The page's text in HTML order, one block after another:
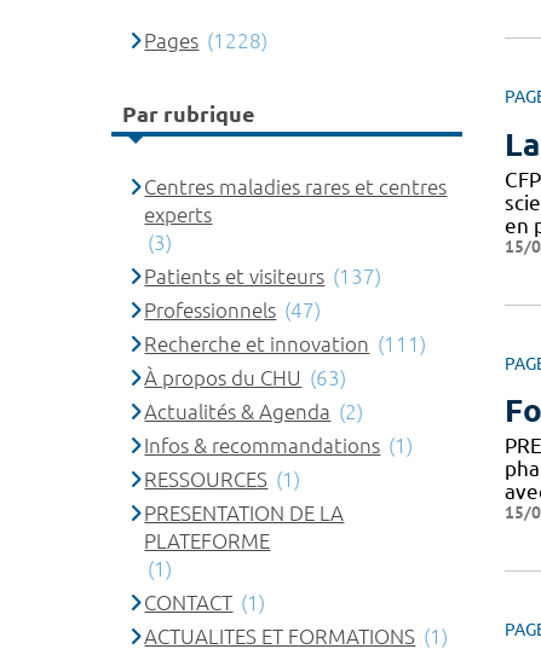
en
15/
15/
Pages (1228)
Par rubrique
Centres maladies rares et centres
experts
(3)
Patients et visiteurs (137)
Professionnels (47)
Recherche et innovation (111)
À propos du CHU (63)
Actualités & Agenda (2)
Infos & recommandations (1)
RESSOURCES (1)
PRESENTATION DE LA
PLATEFORME
(1)
CONTACT (1)
ACTUALITES ET FORMATIONS (1)